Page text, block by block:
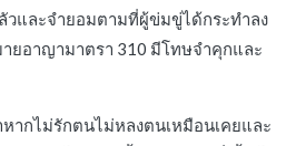
และจำยอมตามที่ผู้ข่มขู่ได้กระทำลง
ยอาญามาตรา 310 มีโทษจำคุกและ
หากไม่รักตนไม่หลงตนเหมือนเคยและ